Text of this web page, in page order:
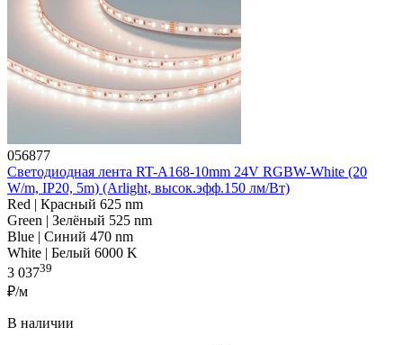
056877
Светодиодная лента RT-A168-10mm 24V RGBW-White (20
W/m, IP20, 5m) (Arlight, высок.эфф.150 лм/Вт)
Red | Красный 625 nm
Green | Зелёный 525 nm
Blue | Синий 470 nm
White | Белый 6000 K
3 03739
₽/м
В наличии